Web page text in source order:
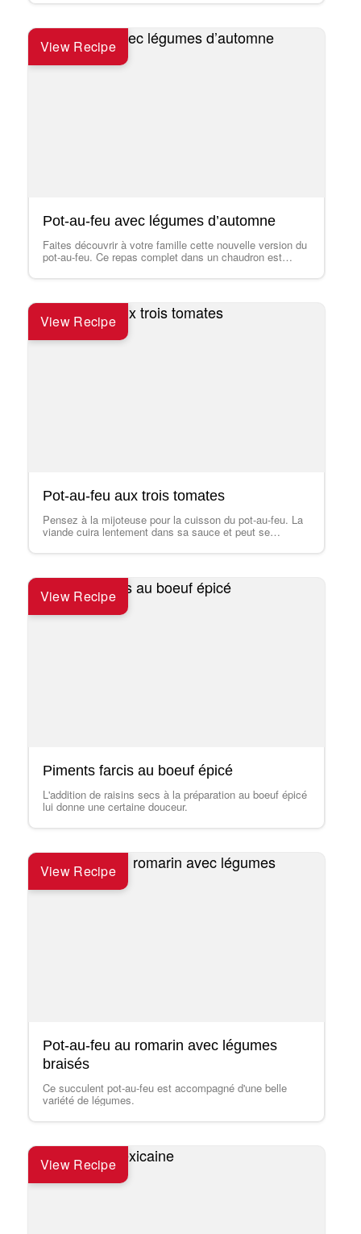
View Recipe
Pot-au-feu avec légumes d’automne
Faites découvrir à votre famille cette nouvelle version du
pot-au-feu. Ce repas complet dans un chaudron est
View Recipe
Pot-au-feu aux trois tomates
Pensez à la mijoteuse pour la cuisson du pot-au-feu. La
viande cuira lentement dans sa sauce et peut se
View Recipe
Piments farcis au boeuf épicé
L'addition de raisins secs à la préparation au boeuf épicé
lui donne une certaine douceur.
View Recipe
Pot-au-feu au romarin avec légumes
braisés
Ce succulent pot-au-feu est accompagné d'une belle
variété de légumes.
View Recipe